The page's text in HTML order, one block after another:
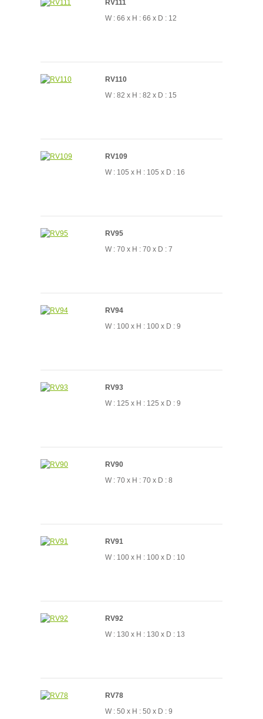
RV111
W : 66 x H : 66 x D : 12
RV110
W : 82 x H : 82 x D : 15
RV109
W : 105 x H : 105 x D : 16
RV95
W : 70 x H : 70 x D : 7
RV94
W : 100 x H : 100 x D : 9
RV93
W : 125 x H : 125 x D : 9
RV90
W : 70 x H : 70 x D : 8
RV91
W : 100 x H : 100 x D : 10
RV92
W : 130 x H : 130 x D : 13
RV78
W : 50 x H : 50 x D : 9